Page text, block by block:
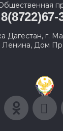
8(8722)67-
Дагестан, г.
Ленина, Дом